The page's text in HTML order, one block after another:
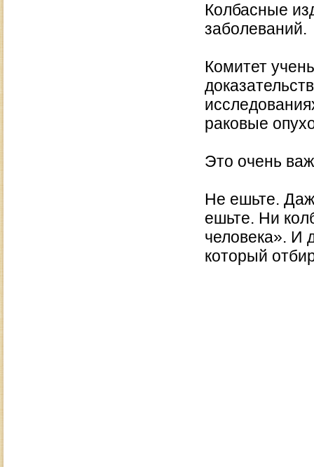
Колбасные
заболеваний.
Комитет
раковые
Это очень
Не ешьте.
ешьте. Ни
человека». И
который